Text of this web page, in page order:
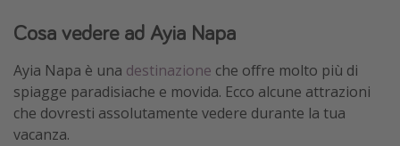
Cosa vedere ad Ayia Napa
Ayia Napa è una destinazione che offre molto più di
spiagge paradisiache e movida. Ecco alcune attrazioni
che dovresti assolutamente vedere durante la tua
vacanza.